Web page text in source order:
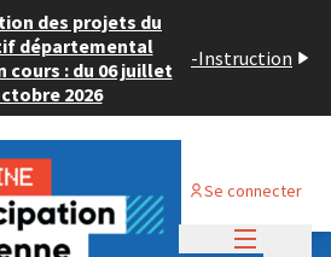
des projets du
départemental
cours : du 06 juillet
2026
-Instruction
Se connecter